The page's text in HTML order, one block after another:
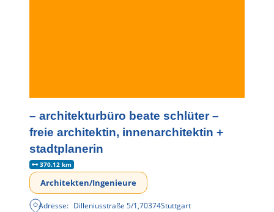
– architekturbüro beate schlüter –
freie architektin, innenarchitektin +
stadtplanerin
370.12 km
Architekten/Ingenieure
Adresse: Dilleniusstraße 5/1,70374Stuttgart